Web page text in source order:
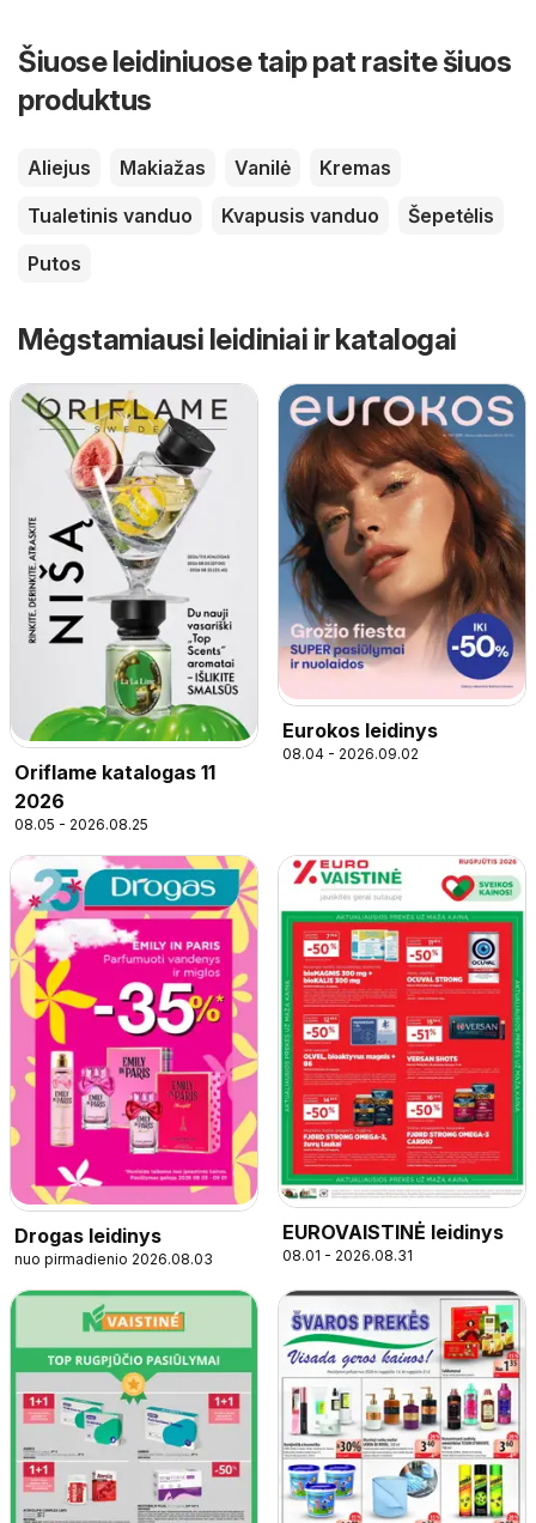
Šiuose leidiniuose taip pat rasite šiuos
produktus
Aliejus Makiažas Vanilė
Kremas
Tualetinis vanduo
Kvapusis vanduo
Šepetėlis
Putos
Mėgstamiausi leidiniai ir katalogai
Oriflame katalogas 11
2026
08.05 - 2026.08.25
Eurokos leidinys
08.04 - 2026.09.02
Drogas leidinys
nuo pirmadienio 2026.08.03
EUROVAISTINĖ leidinys
08.01 - 2026.08.31